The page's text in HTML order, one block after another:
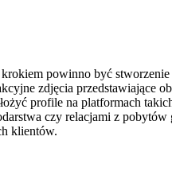
powinno być
zdjęcia przedstawiające
profile na platformach
czy relacjami z
klientów.